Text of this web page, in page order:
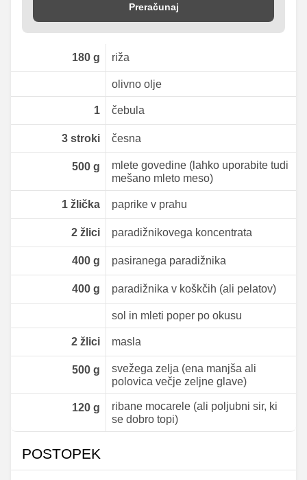
Preračunaj
180g riža
olivno olje
1 čebula
3stroki česna
500g
mlete govedine (lahko uporabite tudi
mešano mleto meso)
1žlička paprike v prahu
2žlici paradižnikovega koncentrata
400g pasiranega paradižnika
400g paradižnika v koškčih (ali pelatov)
sol in mleti poper po okusu
2žlici masla
500g
svežega zelja (ena manjša ali
polovica večje zeljne glave)
120g
ribane mocarele (ali poljubni sir, ki
se dobro topi)
POSTOPEK